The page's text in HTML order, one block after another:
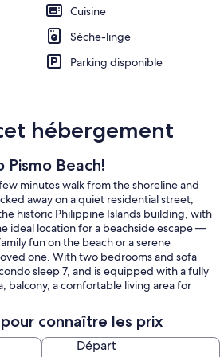
Cuisine
Sèche-linge
Parking disponible
hébergement
Pismo Beach!
minutes walk from the shoreline and
away on a quiet residential street,
historic Philippine Islands building, with
ideal location for a beachside escape —
fun on the beach or a serene
one. With two bedrooms and sofa
sleep 7, and is equipped with a fully
balcony, a comfortable living area for
are located in the garage. all sinks
In addition, there is a bbq pit that is for
building, as well as an outdoor shower to
connaître les prix
Départ